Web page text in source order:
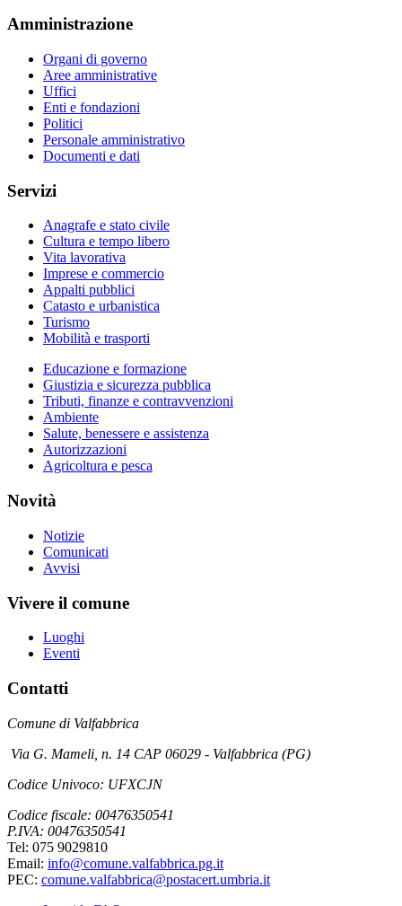
Amministrazione
Organi di governo
Aree amministrative
Uffici
Enti e fondazioni
Politici
Personale amministrativo
Documenti e dati
Servizi
Anagrafe e stato civile
Cultura e tempo libero
Vita lavorativa
Imprese e commercio
Appalti pubblici
Catasto e urbanistica
Turismo
Mobilità e trasporti
Educazione e formazione
Giustizia e sicurezza pubblica
Tributi, finanze e contravvenzioni
Ambiente
Salute, benessere e assistenza
Autorizzazioni
Agricoltura e pesca
Novità
Notizie
Comunicati
Avvisi
Vivere il comune
Luoghi
Eventi
Contatti
Comune di Valfabbrica
Via G. Mameli, n. 14 CAP 06029 - Valfabbrica (PG)
Codice Univoco: UFXCJN
Codice fiscale: 00476350541
P.IVA: 00476350541
Tel: 075 9029810
Email: info@comune.valfabbrica.pg.it
PEC: comune.valfabbrica@postacert.umbria.it